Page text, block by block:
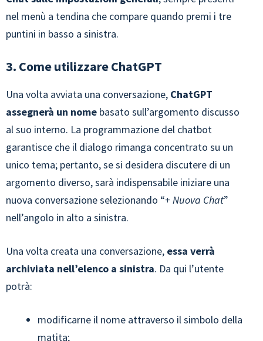
nel menù a tendina che compare quando premi i tre
puntini in basso a sinistra.
3. Come utilizzare ChatGPT
Una volta avviata una conversazione, ChatGPT
assegnerà un nome basato sull’argomento discusso
al suo interno. La programmazione del chatbot
garantisce che il dialogo rimanga concentrato su un
unico tema; pertanto, se si desidera discutere di un
argomento diverso, sarà indispensabile iniziare una
nuova conversazione selezionando “+ Nuova Chat”
nell’angolo in alto a sinistra.
Una volta creata una conversazione, essa verrà
archiviata nell’elenco a sinistra. Da qui l’utente
potrà:
modificarne il nome attraverso il simbolo della
matita;